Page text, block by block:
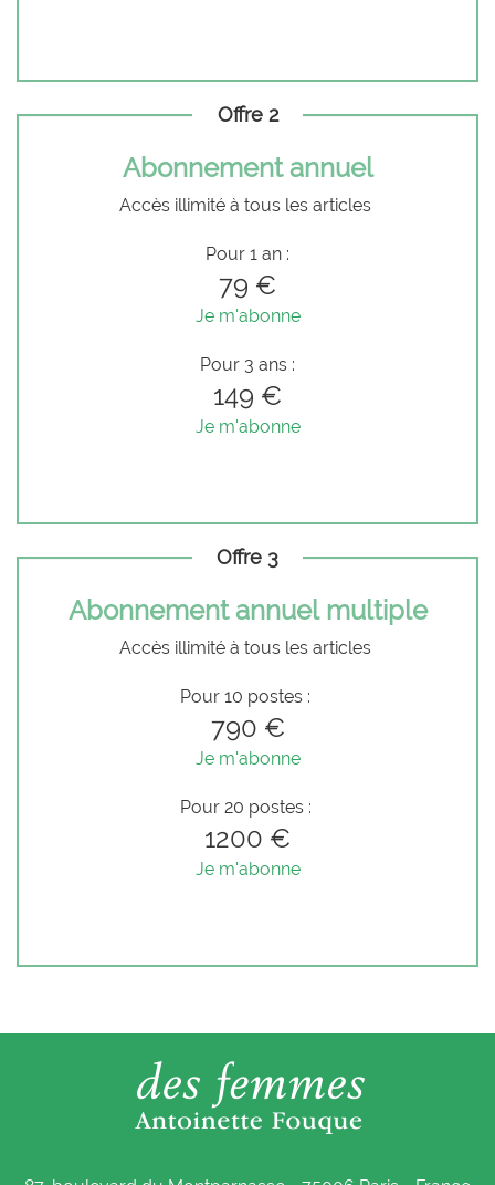
Offre 2
Abonnement annuel
Accès illimité à tous les articles
Pour 1 an :
79 €
Je m'abonne
Pour 3 ans :
149 €
Je m'abonne
Offre 3
Abonnement annuel multiple
Accès illimité à tous les articles
Pour 10 postes :
790 €
Je m'abonne
Pour 20 postes :
1200 €
Je m'abonne